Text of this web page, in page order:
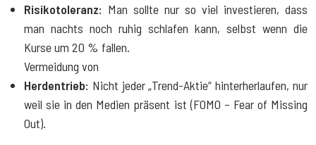
Risikotoleranz: Man sollte nur so viel investieren, dass
man nachts noch ruhig schlafen kann, selbst wenn die
Kurse um 20 % fallen.
Vermeidung von
Herdentrieb: Nicht jeder „Trend-Aktie“ hinterherlaufen, nur
weil sie in den Medien präsent ist (FOMO – Fear of Missing
Out).